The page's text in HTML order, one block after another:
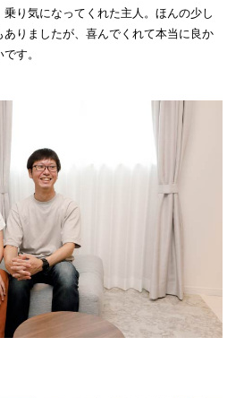
り気になってくれた主人。ほんの少し
りましたが、喜んでくれて本当に良か
す。